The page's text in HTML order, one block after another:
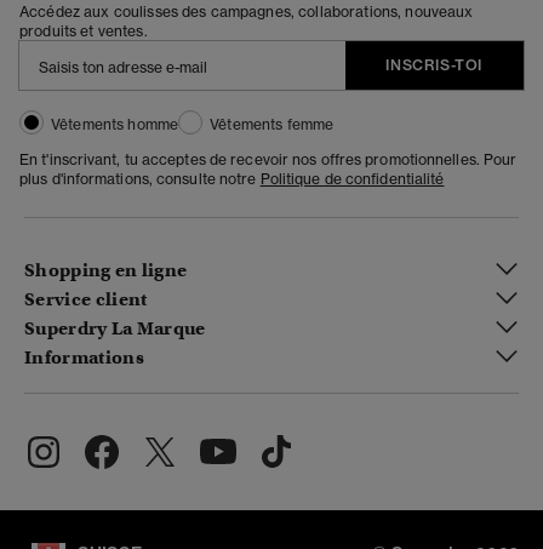
Accédez aux coulisses des campagnes, collaborations, nouveaux
produits et ventes.
INSCRIS-TOI
Vêtements homme
Vêtements femme
En t'inscrivant, tu acceptes de recevoir nos offres promotionnelles. Pour
plus d'informations, consulte notre Politique de confidentialité
Shopping en ligne
Service client
Superdry La Marque
Informations